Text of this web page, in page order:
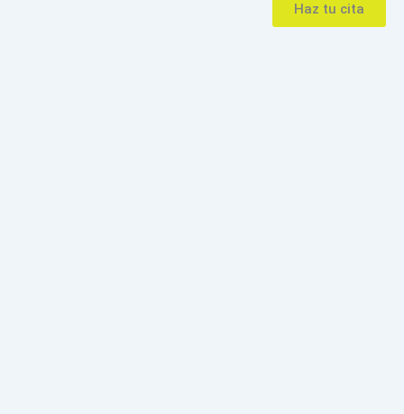
Haz tu cita